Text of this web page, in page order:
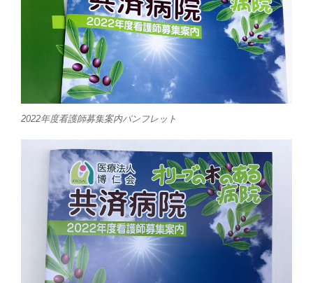
2022年度看護師募集案内パンフレット